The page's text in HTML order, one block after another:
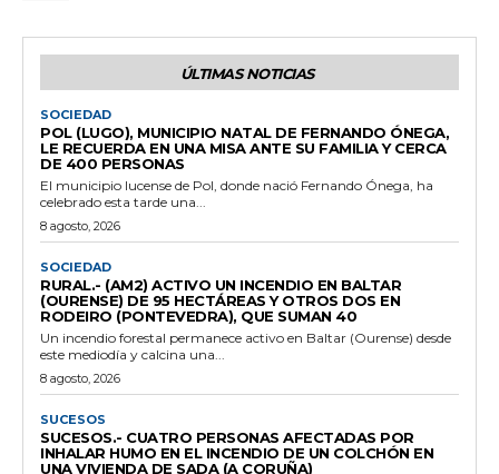
ÚLTIMAS NOTICIAS
SOCIEDAD
POL (LUGO), MUNICIPIO NATAL DE FERNANDO ÓNEGA,
LE RECUERDA EN UNA MISA ANTE SU FAMILIA Y CERCA
DE 400 PERSONAS
El municipio lucense de Pol, donde nació Fernando Ónega, ha
celebrado esta tarde una...
8 agosto, 2026
SOCIEDAD
RURAL.- (AM2) ACTIVO UN INCENDIO EN BALTAR
(OURENSE) DE 95 HECTÁREAS Y OTROS DOS EN
RODEIRO (PONTEVEDRA), QUE SUMAN 40
Un incendio forestal permanece activo en Baltar (Ourense) desde
este mediodía y calcina una...
8 agosto, 2026
SUCESOS
SUCESOS.- CUATRO PERSONAS AFECTADAS POR
INHALAR HUMO EN EL INCENDIO DE UN COLCHÓN EN
UNA VIVIENDA DE SADA (A CORUÑA)